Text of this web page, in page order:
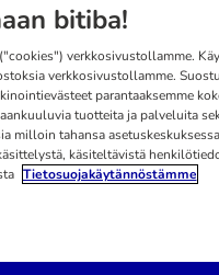
bitiba!
verkkosivustollamme.
verkkosivustollamme.
parantaaksemme
tuotteita ja palveluita
milloin tahansa
käsiteltävistä
Tietosuojakäytännöstämme